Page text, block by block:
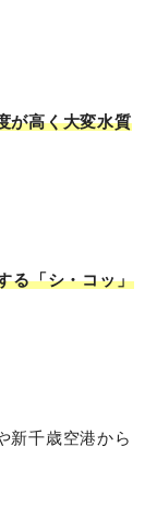
が高く大変水質
る「シ・コッ」
新千歳空港から